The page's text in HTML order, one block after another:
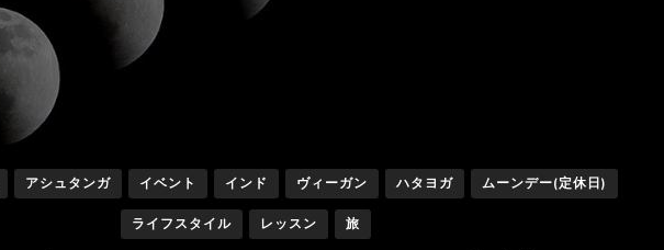
アシュタンガ イベント インド ヴィーガン ハタヨガ ムーンデー(定休日)
ライフスタイル レッスン 旅